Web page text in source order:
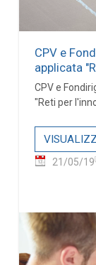
CPV e
applicata
CPV e
"Reti per
21/05/19